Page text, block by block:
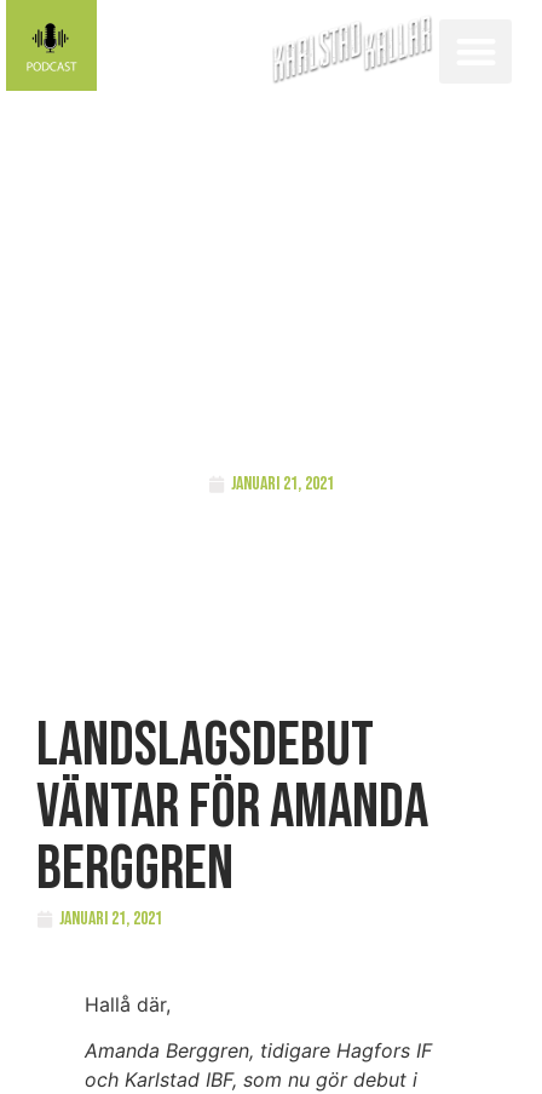
januari 21, 2021
Landslagsdebut
väntar för Amanda
Berggren
januari 21, 2021
Hallå där,
Amanda Berggren, tidigare Hagfors IF
och Karlstad IBF, som nu gör debut i